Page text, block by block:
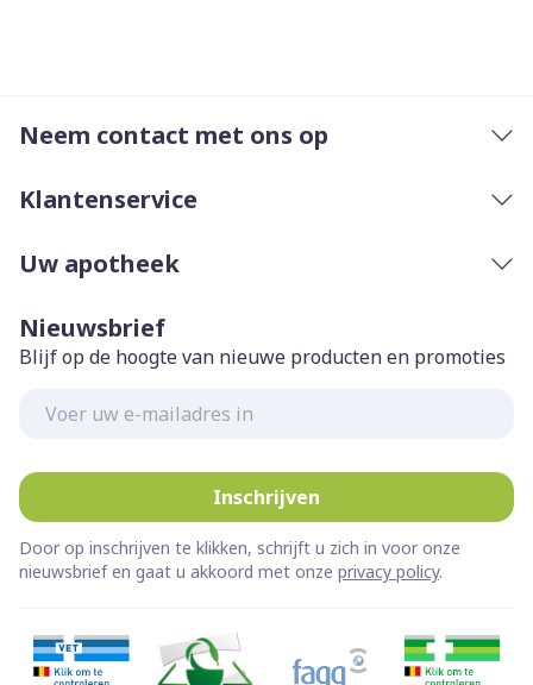
Neem contact met ons op
Klantenservice
Uw apotheek
Nieuwsbrief
Blijf op de hoogte van nieuwe producten en promoties
Inschrijven
Door op inschrijven te klikken, schrijft u zich in voor onze
nieuwsbrief en gaat u akkoord met onze privacy policy.